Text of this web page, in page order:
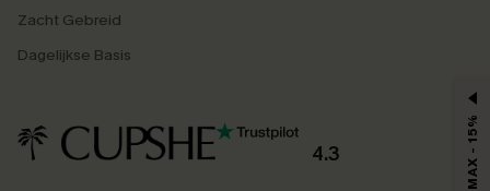
Zacht Gebreid
Dagelijkse Basis
4.3 MAX - 15%